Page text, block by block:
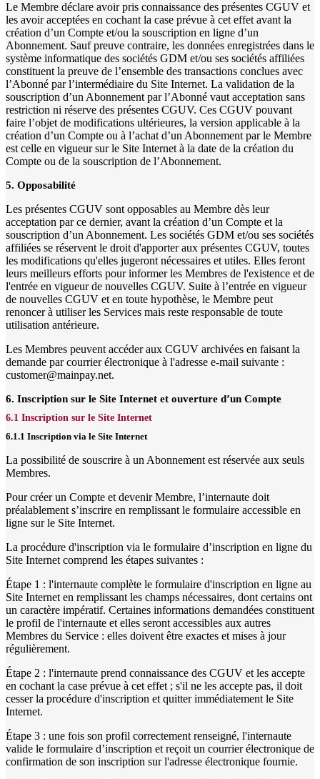
Le Membre déclare avoir pris connaissance des présentes CGUV et
les avoir acceptées en cochant la case prévue à cet effet avant la
création d’un Compte et/ou la souscription en ligne d’un
Abonnement. Sauf preuve contraire, les données enregistrées dans le
système informatique des sociétés GDM et/ou ses sociétés affiliées
constituent la preuve de l’ensemble des transactions conclues avec
l’Abonné par l’intermédiaire du Site Internet. La validation de la
souscription d’un Abonnement par l’Abonné vaut acceptation sans
restriction ni réserve des présentes CGUV. Ces CGUV pouvant
faire l’objet de modifications ultérieures, la version applicable à la
création d’un Compte ou à l’achat d’un Abonnement par le Membre
est celle en vigueur sur le Site Internet à la date de la création du
Compte ou de la souscription de l’Abonnement.
5. Opposabilité
Les présentes CGUV sont opposables au Membre dès leur
acceptation par ce dernier, avant la création d’un Compte et la
souscription d’un Abonnement. Les sociétés GDM et/ou ses sociétés
affiliées se réservent le droit d'apporter aux présentes CGUV, toutes
les modifications qu'elles jugeront nécessaires et utiles. Elles feront
leurs meilleurs efforts pour informer les Membres de l'existence et de
l'entrée en vigueur de nouvelles CGUV. Suite à l’entrée en vigueur
de nouvelles CGUV et en toute hypothèse, le Membre peut
renoncer à utiliser les Services mais reste responsable de toute
utilisation antérieure.
Les Membres peuvent accéder aux CGUV archivées en faisant la
demande par courrier électronique à l'adresse e-mail suivante :
customer@mainpay.net.
6. Inscription sur le Site Internet et ouverture d’un Compte
6.1 Inscription sur le Site Internet
6.1.1 Inscription via le Site Internet
La possibilité de souscrire à un Abonnement est réservée aux seuls
Membres.
Pour créer un Compte et devenir Membre, l’internaute doit
préalablement s’inscrire en remplissant le formulaire accessible en
ligne sur le Site Internet.
La procédure d'inscription via le formulaire d’inscription en ligne du
Site Internet comprend les étapes suivantes :
Étape 1 : l'internaute complète le formulaire d'inscription en ligne au
Site Internet en remplissant les champs nécessaires, dont certains ont
un caractère impératif. Certaines informations demandées constituent
le profil de l'internaute et elles seront accessibles aux autres
Membres du Service : elles doivent être exactes et mises à jour
régulièrement.
Étape 2 : l'internaute prend connaissance des CGUV et les accepte
en cochant la case prévue à cet effet ; s'il ne les accepte pas, il doit
cesser la procédure d'inscription et quitter immédiatement le Site
Internet.
Étape 3 : une fois son profil correctement renseigné, l'internaute
valide le formulaire d’inscription et reçoit un courrier électronique de
confirmation de son inscription sur l'adresse électronique fournie.